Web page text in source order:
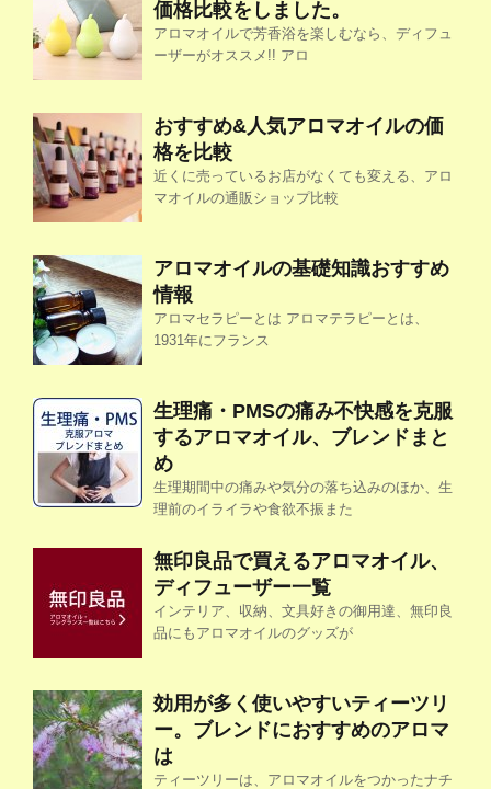
価格比較をしました。
アロマオイルで芳香浴を楽しむなら、ディフュ
ーザーがオススメ!! アロ
おすすめ&人気アロマオイルの価
格を比較
近くに売っているお店がなくても変える、アロ
マオイルの通販ショップ比較
アロマオイルの基礎知識おすすめ
情報
アロマセラピーとは アロマテラピーとは、
1931年にフランス
生理痛・PMSの痛み不快感を克服
するアロマオイル、ブレンドまと
め
生理期間中の痛みや気分の落ち込みのほか、生
理前のイライラや食欲不振また
無印良品で買えるアロマオイル、
ディフューザー一覧
インテリア、収納、文具好きの御用達、無印良
品にもアロマオイルのグッズが
効用が多く使いやすいティーツリ
ー。ブレンドにおすすめのアロマ
は
ティーツリーは、アロマオイルをつかったナチ